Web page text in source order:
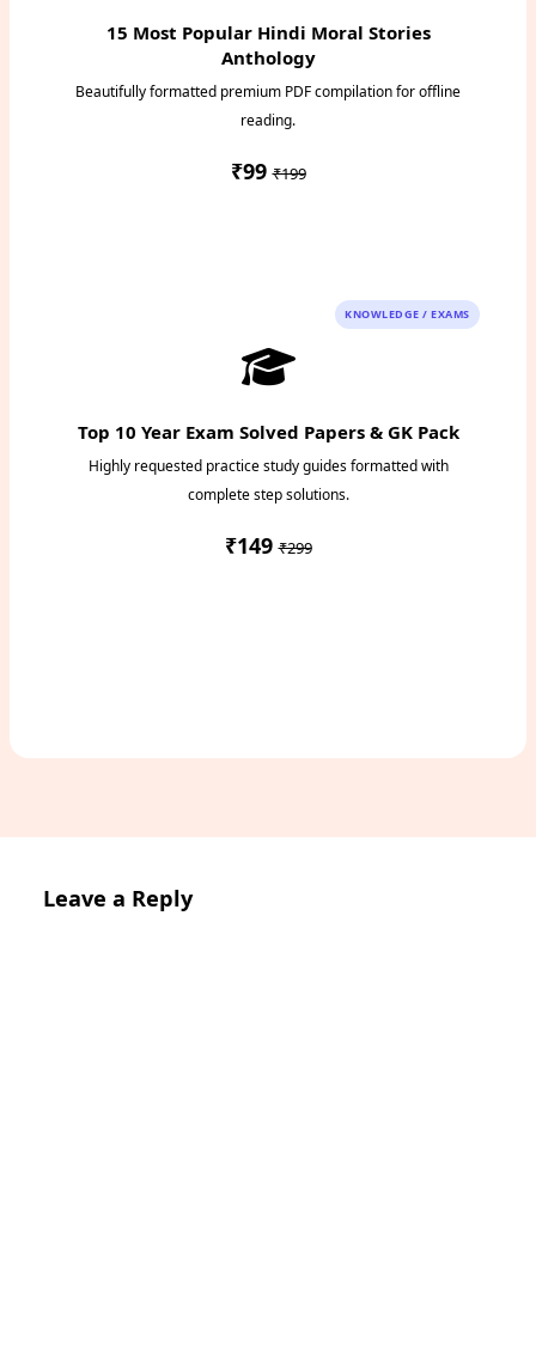
15 Most Popular Hindi Moral Stories
Anthology
Beautifully formatted premium PDF compilation for offline
reading.
₹99₹199
KNOWLEDGE / EXAMS
Top 10 Year Exam Solved Papers & GK Pack
Highly requested practice study guides formatted with
complete step solutions.
₹149₹299
Leave a Reply